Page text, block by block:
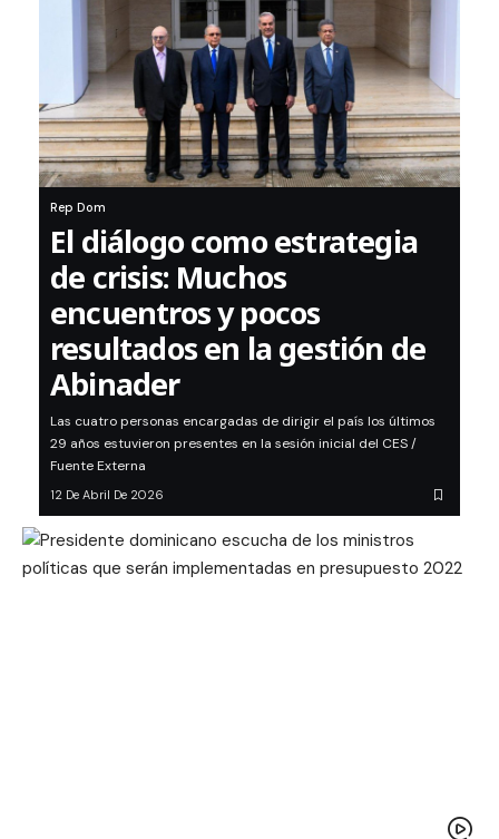
Rep Dom
El diálogo como estrategia
de crisis: Muchos
encuentros y pocos
resultados en la gestión de
Abinader
Las cuatro personas encargadas de dirigir el país los últimos
29 años estuvieron presentes en la sesión inicial del CES /
Fuente Externa
12 De Abril De 2026